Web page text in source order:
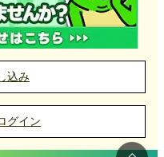
込み
グイン